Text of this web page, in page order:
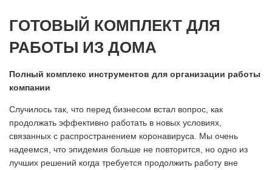
ГОТОВЫЙ КОМПЛЕКТ ДЛЯ
РАБОТЫ ИЗ ДОМА
Полный комплекс инструментов для организации работы
компании
Случилось так, что перед бизнесом встал вопрос, как
продолжать эффективно работать в новых условиях,
связанных с распространением коронавируса. Мы очень
надеемся, что эпидемия больше не повторится, но одно из
лучших решений когда требуется продолжить работу вне